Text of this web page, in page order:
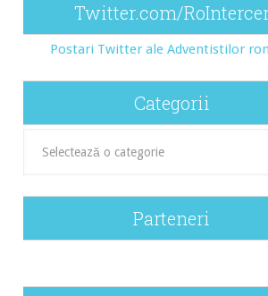
Twitter.com/
Postari Twitter ale Adventistilor
Categorii
Parteneri